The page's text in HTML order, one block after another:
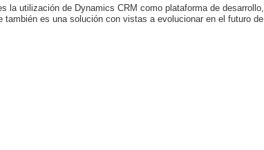
la utilización de Dynamics CRM como plataforma de desarrollo,
es una solución con vistas a evolucionar en el futuro de